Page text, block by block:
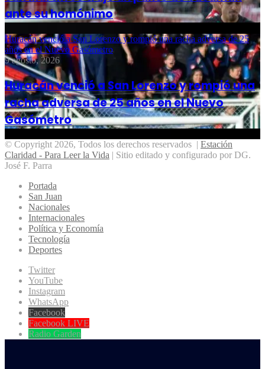
ante su homónimo
Huracán venció a San Lorenzo y rompió una racha adversa de 25
años en el Nuevo Gasómetro
9 agosto, 2026
Huracán venció a San Lorenzo y rompió una
racha adversa de 25 años en el Nuevo
Gasómetro
© Copyright 2026, Todos los derechos reservados | Estación
Claridad - Para Leer la Vida | Sitio editado y configurado por DG.
José F. Parra
Portada
San Juan
Nacionales
Internacionales
Política y Economía
Tecnología
Deportes
Twitter
YouTube
Instagram
WhatsApp
Facebook
Facebook LIVE
Radio Garden